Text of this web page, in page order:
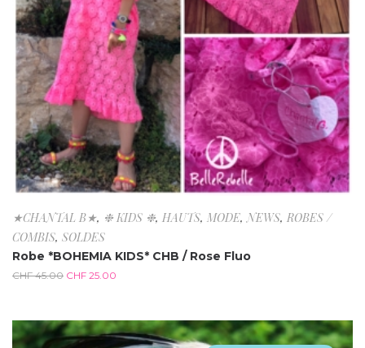
★CHANTAL B★, ❉ KIDS ❉, HAUTS, MODE,NEWS, ROBES /
COMBIS, SOLDES
Robe *BOHEMIA KIDS* CHB / Rose Fluo
CHF45.00 CHF 25.00